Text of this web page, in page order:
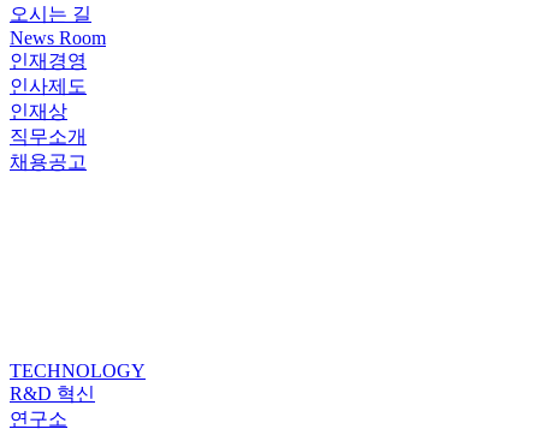
오시는 길
News Room
인재경영
인사제도
인재상
직무소개
채용공고
TECHNOLOGY
R&D 혁신
연구소